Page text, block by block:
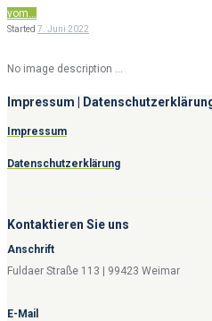
vom...
Started 7. Juni 2022
No image description ...
Impressum |
Impressum
Datenschutzerklärung
Kontaktieren Sie uns
Anschrift
Fuldaer Straße 113 | 99423 Weimar
E-Mail